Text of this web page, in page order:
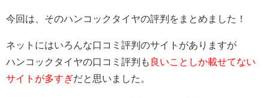
今回は、そのハンコックタイヤの評判をまとめました！
ネットにはいろんな口コミ評判のサイトがありますが
ハンコックタイヤの口コミ評判も 良いことしか載せてない
サイトが多すぎだと思いました。